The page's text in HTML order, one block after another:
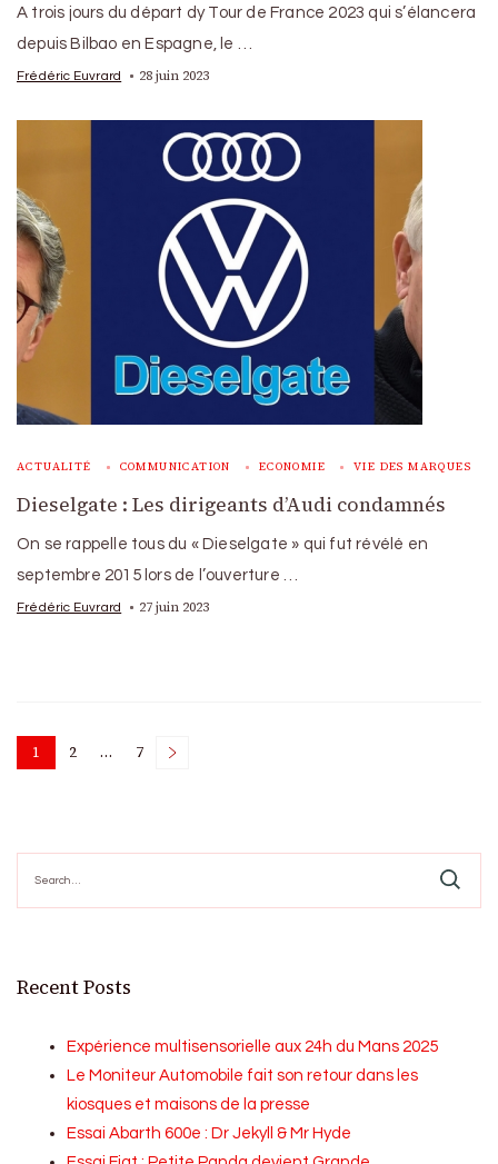
A trois jours du départ dy Tour de France 2023 qui s’élancera
depuis Bilbao en Espagne, le …
Frédéric Euvrard 28 juin 2023
ACTUALITÉ COMMUNICATION ECONOMIE VIE DES MARQUES
Dieselgate : Les dirigeants d’Audi condamnés
On se rappelle tous du « Dieselgate » qui fut révélé en
septembre 2015 lors de l’ouverture …
Frédéric Euvrard 27 juin 2023
Posts
Page
1 Page
2 … Page
7
for:
Recent Posts
Expérience multisensorielle aux 24h du Mans 2025
Le Moniteur Automobile fait son retour dans les
kiosques et maisons de la presse
Essai Abarth 600e : Dr Jekyll & Mr Hyde